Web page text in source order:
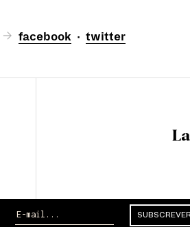
facebook · twitter